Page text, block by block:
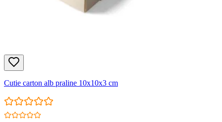
Cutie carton alb praline 10x10x3 cm